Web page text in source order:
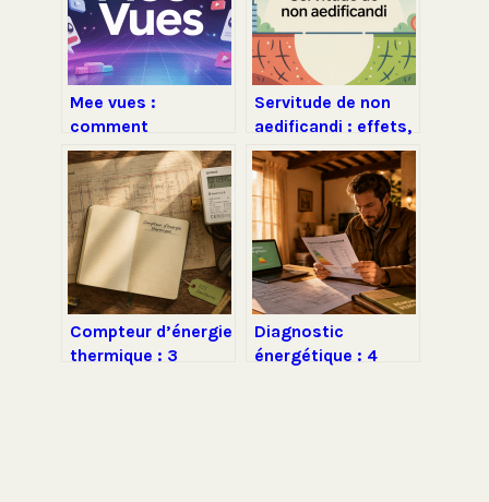
Mee vues :
comment
fonctionne la
plateforme et
comment en
profiter
Servitude de non
aedificandi : effets,
risques et
protections pour
vos terrains
Compteur d’énergie
thermique : 3
Diagnostic
énergétique : 4